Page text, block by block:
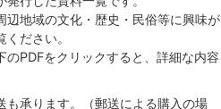
辺地域の文化・歴史・民俗等に興味が
ださい。
のPDFをクリックすると、詳細な内容
も承ります。（郵送による購入の場